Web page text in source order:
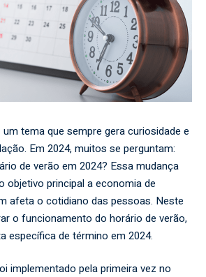
tema que sempre gera curiosidade e
Em 2024, muitos se perguntam:
de verão em 2024? Essa mudança
objetivo principal a economia de
afeta o cotidiano das pessoas. Neste
o funcionamento do horário de verão,
específica de término em 2024.
implementado pela primeira vez no